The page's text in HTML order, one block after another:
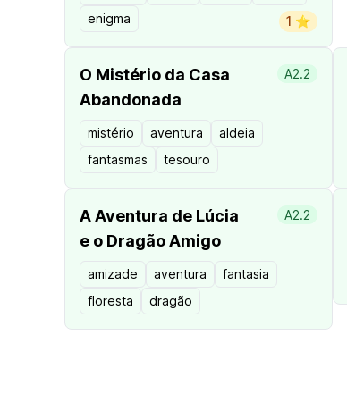
enigma
1 ⭐️
O Mistério da Casa
Abandonada
A2.2
mistério aventura
aldeia
fantasmas
tesouro
A Aventura de Lúcia
e o Dragão Amigo
A2.2
amizade aventura
fantasia
floresta
dragão